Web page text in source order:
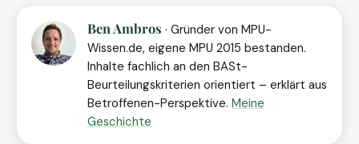
Ben Ambros · Gründer von MPU-
Wissen.de, eigene MPU 2015 bestanden.
Inhalte fachlich an den BASt-
Beurteilungskriterien orientiert – erklärt aus
Betroffenen-Perspektive. Meine
Geschichte